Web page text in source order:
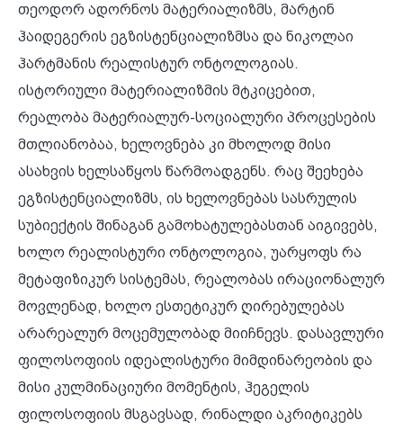
თეოდორ ადორნოს მატერიალიზმს, მარტინ
ჰაიდეგერის ეგზისტენციალიზმსა და ნიკოლაი
ჰარტმანის რეალისტურ ონტოლოგიას.
ისტორიული მატერიალიზმის მტკიცებით,
რეალობა მატერიალურ-სოციალური პროცესების
მთლიანობაა, ხელოვნება კი მხოლოდ მისი
ასახვის ხელსაწყოს წარმოადგენს. რაც შეეხება
ეგზისტენციალიზმს, ის ხელოვნებას სასრულის
სუბიექტის შინაგან გამოხატულებასთან აიგივებს,
ხოლო რეალისტური ონტოლოგია, უარყოფს რა
მეტაფიზიკურ სისტემას, რეალობას ირაციონალურ
მოვლენად, ხოლო ესთეტიკურ ღირებულებას
არარეალურ მოცემულობად მიიჩნევს. დასავლური
ფილოსოფიის იდეალისტური მიმდინარეობის და
მისი კულმინაციური მომენტის, ჰეგელის
ფილოსოფიის მსგავსად, რინალდი აკრიტიკებს